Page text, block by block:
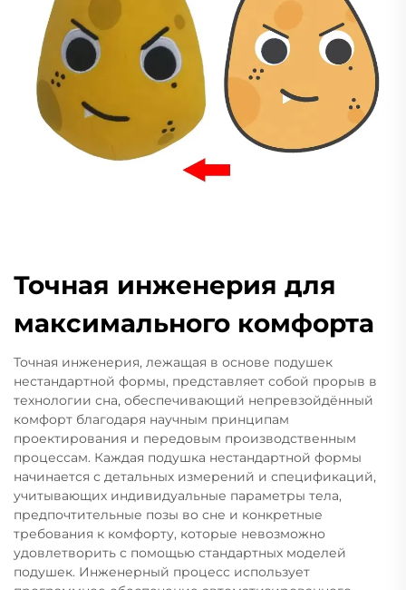
Точная инженерия для
максимального комфорта
Точная инженерия, лежащая в основе подушек
нестандартной формы, представляет собой прорыв в
технологии сна, обеспечивающий непревзойдённый
комфорт благодаря научным принципам
проектирования и передовым производственным
процессам. Каждая подушка нестандартной формы
начинается с детальных измерений и спецификаций,
учитывающих индивидуальные параметры тела,
предпочтительные позы во сне и конкретные
требования к комфорту, которые невозможно
удовлетворить с помощью стандартных моделей
подушек. Инженерный процесс использует